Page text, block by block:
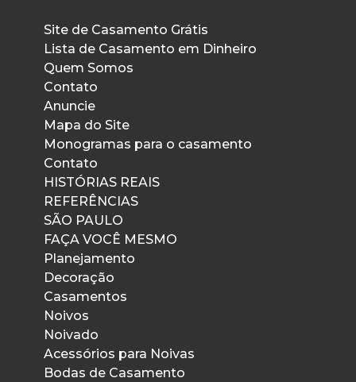
Site de Casamento Grátis
Lista de Casamento em Dinheiro
Quem Somos
Contato
Anuncie
Mapa do Site
Monogramas para o casamento
Contato
HISTÓRIAS REAIS
REFERÊNCIAS
SÃO PAULO
FAÇA VOCÊ MESMO
Planejamento
Decoração
Casamentos
Noivos
Noivado
Acessórios para Noivas
Bodas de Casamento